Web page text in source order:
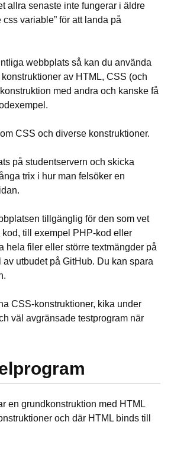
allra senaste inte fungerar i äldre
variable” för att landa på
webbplats så kan du använda
av HTML, CSS (och
med andra och kanske få
CSS och diverse konstruktioner.
på studentservern och skicka
trix i hur man felsöker en
tillgänglig för den som vet
till exempel PHP-kod eller
hela filer eller större textmängder på
utbudet på GitHub. Du kan spara
CSS-konstruktioner, kika under
väl avgränsade testprogram när
en grundkonstruktion med HTML
och där HTML binds till